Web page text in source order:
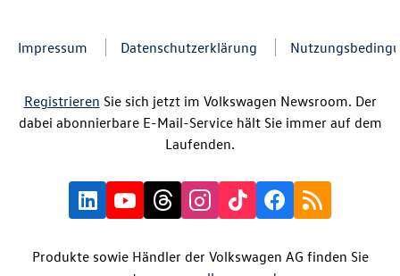
Impressum Datenschutzerklärung
Registrieren Sie sich jetzt im Volkswagen Newsroom. Der
dabei abonnierbare E-Mail-Service hält Sie immer auf dem
Laufenden.
Produkte sowie Händler der Volkswagen AG finden Sie